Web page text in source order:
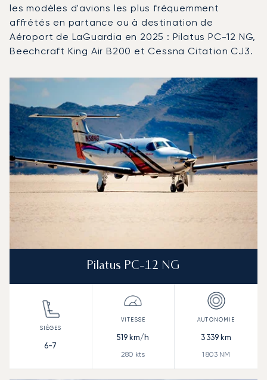
les modèles d'avions les plus fréquemment
affrétés en partance ou à destination de
Aéroport de LaGuardia en 2025 : Pilatus PC-12 NG,
Beechcraft King Air B200 et Cessna Citation CJ3.
Photo de l'aéronef
Modèle d'aéronef
Sièges
Vitesse (km/h)
Vitesse (nœuds) Autonomie (km)
Autonomie (NM)
Pilatus PC-12 NG
6-7
519 km/h
280 kts
3 339 km
1 803 NM